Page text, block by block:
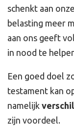
schenkt aan
belasting meer
aan ons geeft
in nood te
Een goed doel
testament kan
namelijk
zijn voordeel.